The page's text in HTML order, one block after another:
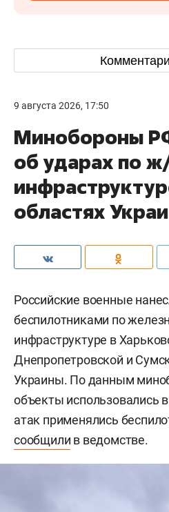
9 августа 2026, 17:50
Минобороны
об ударах по
областях
Российские военные
беспилотниками по
инфраструктуре в
Днепропетровской и
Украины. По данным
объекты использовались
атак применялись
сообщили в ведомстве.